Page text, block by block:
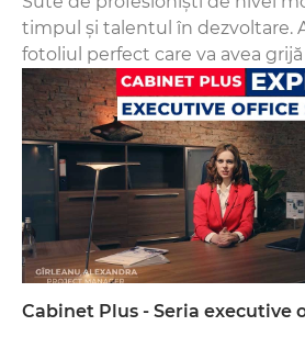
timpul și talentul în dezvoltare.
fotoliul perfect care va avea
bunăstarea Dvs. Cabinet Plus
și optimizarea spațiilor de lucru.
Cabinet Plus - Seria executive